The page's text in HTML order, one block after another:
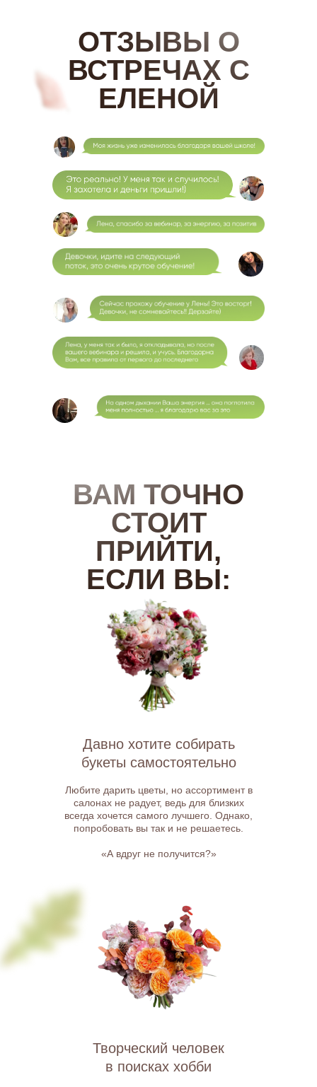
ОТЗЫВЫ О
ВСТРЕЧАХ С
ЕЛЕНОЙ
ВАМ ТОЧНО
СТОИТ
ПРИЙТИ,
ЕСЛИ ВЫ:
Давно хотите собирать
букеты самостоятельно
Любите дарить цветы, но ассортимент в
салонах не радует, ведь для близких
всегда хочется самого лучшего. Однако,
попробовать вы так и не решаетесь.
«А вдруг не получится?»
Творческий человек
в поисках хобби